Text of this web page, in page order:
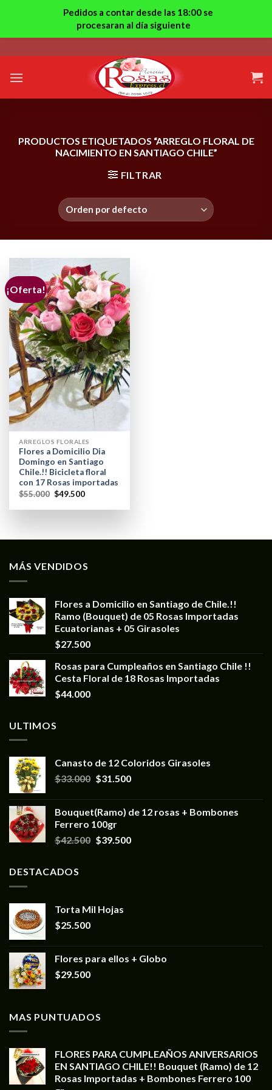
to
content
PRODUCTOS ETIQUETADOS “ARREGLO FLORAL DE
NACIMIENTO EN SANTIAGO CHILE”
FILTRAR
¡Oferta!
ARREGLOS FLORALES
Flores a Domicilio Dia
Domingo en Santiago
Chile.!! Bicicleta floral
con 17 Rosas importadas
$55.000 $49.500
MÁS VENDIDOS
Flores a Domicilio en Santiago de Chile.!!
Ramo (Bouquet) de 05 Rosas Importadas
Ecuatorianas + 05 Girasoles
$27.500
Rosas para Cumpleaños en Santiago Chile !!
Cesta Floral de 18 Rosas Importadas
$44.000
ULTIMOS
Canasto de 12 Coloridos Girasoles
$33.000 $31.500
Bouquet(Ramo) de 12 rosas + Bombones
Ferrero 100gr
$42.500 $39.500
DESTACADOS
Torta Mil Hojas
$25.500
Flores para ellos + Globo
$29.500
MAS PUNTUADOS
FLORES PARA CUMPLEAÑOS ANIVERSARIOS
EN SANTIAGO CHILE!! Bouquet (Ramo) de 12
Rosas Importadas + Bombones Ferrero 100
Pedidos a contar desde las 18:00 se
procesaran al día siguiente